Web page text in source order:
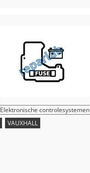
Elektronische controlesystemen
VAUXHALL